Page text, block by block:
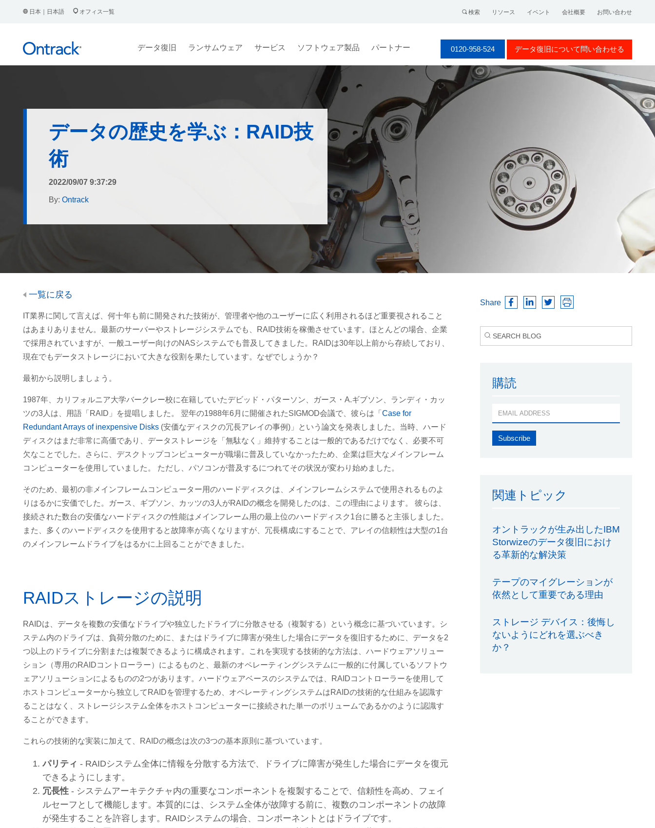
日本｜日本語 オフィス一覧 検索 リソース イベント 会社概要 お問い合わせ
データ復旧 ランサムウェア サービス ソフトウェア製品 パートナー 0120-958-524 データ復旧について問い合わせる
データの歴史を学ぶ：RAID技
術
2022/09/07 9:37:29
By: Ontrack
一覧に戻る
IT業界に関して言えば、何十年も前に開発された技術が、管理者や他のユーザーに広く利用されるほど重要視されること
はあまりありません。最新のサーバーやストレージシステムでも、RAID技術を稼働させています。ほとんどの場合、企業
で採用されていますが、一般ユーザー向けのNASシステムでも普及してきました。RAIDは30年以上前から存続しており、
現在でもデータストレージにおいて大きな役割を果たしています。なぜでしょうか？
最初から説明しましょう。
1987年、カリフォルニア大学バークレー校に在籍していたデビッド・パターソン、ガース・A.ギブソン、ランディ・カッ
ツの3人は、用語「RAID」を提唱しました。 翌年の1988年6月に開催されたSIGMOD会議で、彼らは「 Case for
Redundant Arrays of inexpensive Disks (安価なディスクの冗長アレイの事例)」という論文を発表しました。当時、ハード
ディスクはまだ非常に高価であり、データストレージを「無駄なく」維持することは一般的であるだけでなく、必要不可
欠なことでした。さらに、デスクトップコンピューターが職場に普及していなかったため、企業は巨大なメインフレーム
コンピューターを使用していました。 ただし、パソコンが普及するにつれてその状況が変わり始めました。
そのため、最初の非メインフレームコンピューター用のハードディスクは、メインフレームシステムで使用されるものよ
りはるかに安価でした。ガース、ギブソン、カッツの3人がRAIDの概念を開発したのは、この理由によります。 彼らは、
接続された数台の安価なハードディスクの性能はメインフレーム用の最上位のハードディスク1台に勝ると主張しました。
また、多くのハードディスクを使用すると故障率が高くなりますが、冗長構成にすることで、アレイの信頼性は大型の1台
のメインフレームドライブをはるかに上回ることができました。
RAIDストレージの説明
RAIDは、データを複数の安価なドライブや独立したドライブに分散させる（複製する）という概念に基づいています。シ
ステム内のドライブは、負荷分散のために、またはドライブに障害が発生した場合にデータを復旧するために、データを2
つ以上のドライブに分割または複製できるように構成されます。これを実現する技術的な方法は、ハードウェアソリュー
ション（専用のRAIDコントローラー）によるものと、最新のオペレーティングシステムに一般的に付属しているソフトウ
ェアソリューションによるものの2つがあります。ハードウェアベースのシステムでは、RAIDコントローラーを使用して
ホストコンピューターから独立してRAIDを管理するため、オペレーティングシステムはRAIDの技術的な仕組みを認識す
ることはなく、ストレージシステム全体をホストコンピューターに接続された単一のボリュームであるかのように認識す
ることができます。
これらの技術的な実装に加えて、RAIDの概念は次の3つの基本原則に基づいています。
パリティ - RAIDシステム全体に情報を分散する方法で、ドライブに障害が発生した場合にデータを復元
できるようにします。
冗長性 - システムアーキテクチャ内の重要なコンポーネントを複製することで、信頼性を高め、フェイ
ルセーフとして機能します。本質的には、システム全体が故障する前に、複数のコンポーネントの故障
が発生することを許容します。RAIDシステムの場合、コンポーネントとはドライブです。
Share
購読
関連トピック
オントラックが生み出したIBM
Storwizeのデータ復旧におけ
る革新的な解決策
テープのマイグレーションが
依然として重要である理由
ストレージ デバイス：後悔し
ないようにどれを選ぶべき
か？